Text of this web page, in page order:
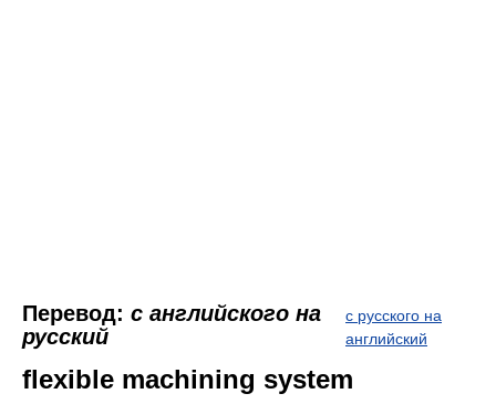
Перевод: с английского на
русский
с русского на
английский
flexible machining system